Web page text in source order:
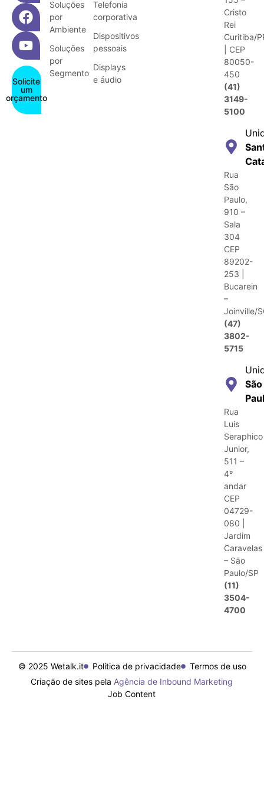
Solicite
um
orçamento
Soluções
por
Ambiente
Soluções
por
Segmento
Telefonia
corporativa
Dispositivos
pessoais
Displays
e áudio
Cristo
Rei
Curitiba/
| CEP
80050-
450
(41)
3149-
5100
Rua
São
Paulo,
910 –
Sala
304
CEP
89202-
253 |
Bucarein
–
Joinville/
(47)
3802-
5715
São
Rua
Luis
Seraphico
Junior,
511 –
4º
andar
CEP
04729-
080 |
Jardim
Caravelas
– São
Paulo/SP
(11)
3504-
4700
© 2025 Wetalk.it Política de privacidade
Termos de uso
Criação de sites pela Agência de Inbound Marketing
Job Content